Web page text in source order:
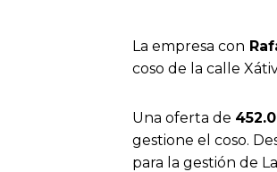
La empresa con
coso de la calle
Una oferta de
gestione el coso.
para la gestión de